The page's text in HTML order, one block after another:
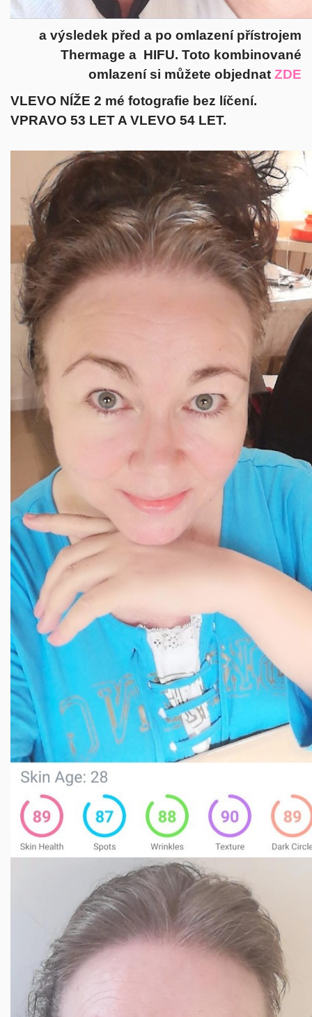
a výsledek před a po omlazení přístrojem
Thermage a HIFU. Toto kombinované
omlazení si můžete objednat ZDE
VLEVO NÍŽE 2 mé fotografie bez líčení.
VPRAVO 53 LET A VLEVO 54 LET.